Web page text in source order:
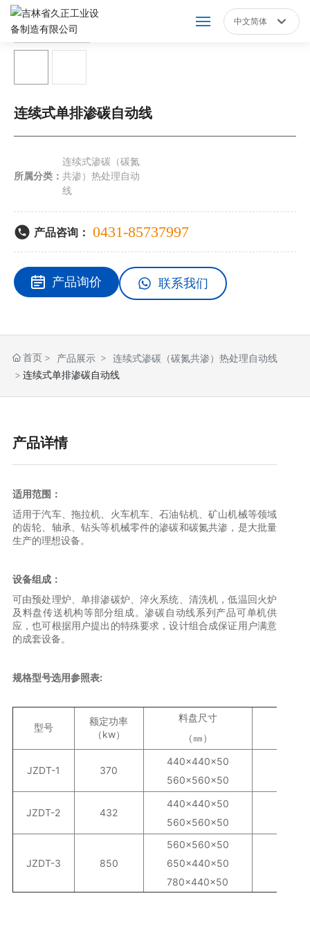
产品展示
新闻动态
人才招聘
联系我们
中文简体
连续式单排渗碳自动线
所属分类：
连续式渗碳（碳氮
共渗）热处理自动
线
产品咨询： 0431-85737997
产品询价 联系我们
首页 产品展示
连续式渗碳（碳氮共渗）热处理自动线
连续式单排渗碳自动线
产品详情
适用范围：
适用于汽车、拖拉机、火车机车、石油钻机、矿山机械等领域
的齿轮、轴承、钻头等机械零件的渗碳和碳氮共渗，是大批量
生产的理想设备。
设备组成：
可由预处理炉、单排渗碳炉、淬火系统、清洗机，低温回火炉
及料盘传送机构等部分组成。渗碳自动线系列产品可单机供
应，也可根据用户提出的特殊要求，设计组合成保证用户满意
的成套设备。
规格型号选用参照表:
型号
额定功率
（kw）
料盘尺寸
（㎜）
JZDT-1 370
440×440×50
560×560×50
JZDT-2 432
440×440×50
560×560×50
JZDT-3 850
560×560×50
650×440×50
780×440×50